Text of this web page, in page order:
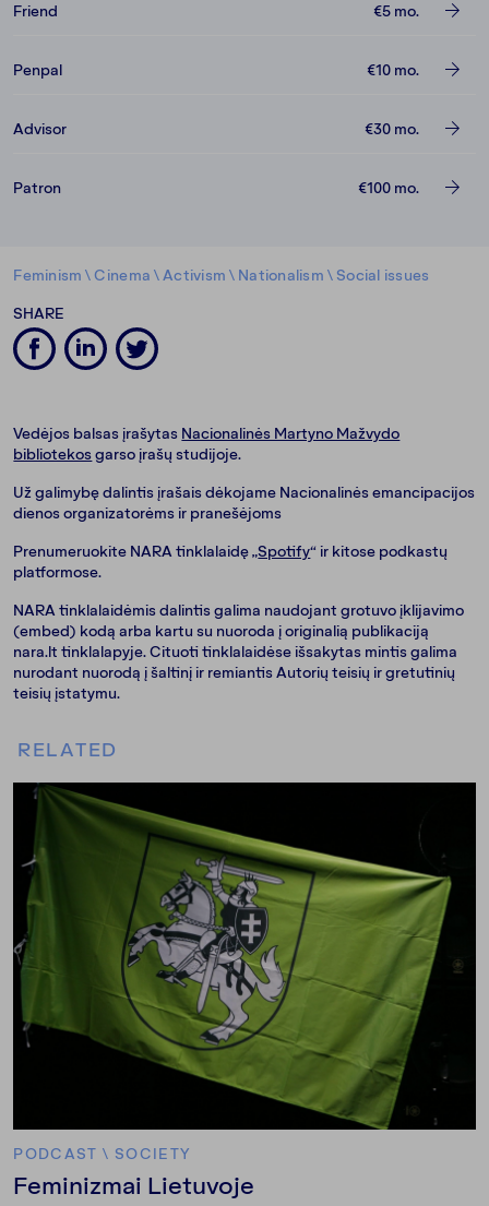
Friend €5 mo.
Penpal €10 mo.
Advisor €30 mo.
Patron €100 mo.
Feminism \Cinema \ Activism \ Nationalism \ Social issues
SHARE
Vedėjos balsas įrašytas Nacionalinės Martyno Mažvydo
bibliotekosgarso įrašų studijoje.
Už galimybę dalintis įrašais dėkojame Nacionalinės emancipacijos
dienos organizatorėms ir pranešėjoms
Prenumeruokite NARA tinklalaidę „Spotify“ ir kitose podkastų
platformose.
NARA tinklalaidėmis dalintis galima naudojant grotuvo įklijavimo
(embed) kodą arba kartu su nuoroda į originalią publikaciją
nara.lt tinklalapyje. Cituoti tinklalaidėse išsakytas mintis galima
nurodant nuorodą į šaltinį ir remiantis Autorių teisių ir gretutinių
teisių įstatymu.
RELATED
PODCAST \ SOCIETY
Feminizmai Lietuvoje